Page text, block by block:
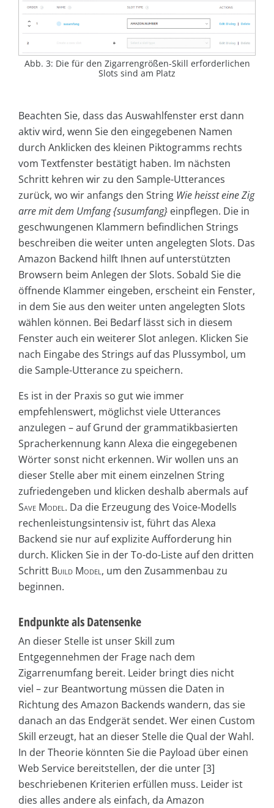
Abb. 3: Die für den Zigarrengrößen-Skill erforderlichen
Slots sind am Platz
Beachten Sie, dass das Auswahlfenster erst dann
aktiv wird, wenn Sie den eingegebenen Namen
durch Anklicken des kleinen Piktogramms rechts
vom Textfenster bestätigt haben. Im nächsten
Schritt kehren wir zu den Sample-Utterances
zurück, wo wir anfangs den String Wie heisst eine Zig
arre mit dem Umfang {susumfang} einpflegen. Die in
geschwungenen Klammern befindlichen Strings
beschreiben die weiter unten angelegten Slots. Das
Amazon Backend hilft Ihnen auf unterstützten
Browsern beim Anlegen der Slots. Sobald Sie die
öffnende Klammer eingeben, erscheint ein Fenster,
in dem Sie aus den weiter unten angelegten Slots
wählen können. Bei Bedarf lässt sich in diesem
Fenster auch ein weiterer Slot anlegen. Klicken Sie
nach Eingabe des Strings auf das Plussymbol, um
die Sample-Utterance zu speichern.
Es ist in der Praxis so gut wie immer
empfehlenswert, möglichst viele Utterances
anzulegen – auf Grund der grammatikbasierten
Spracherkennung kann Alexa die eingegebenen
Wörter sonst nicht erkennen. Wir wollen uns an
dieser Stelle aber mit einem einzelnen String
zufriedengeben und klicken deshalb abermals auf
Save Model. Da die Erzeugung des Voice-Modells
rechenleistungsintensiv ist, führt das Alexa
Backend sie nur auf explizite Aufforderung hin
durch. Klicken Sie in der To-do-Liste auf den dritten
Schritt Build Model, um den Zusammenbau zu
beginnen.
Endpunkte als Datensenke
An dieser Stelle ist unser Skill zum
Entgegennehmen der Frage nach dem
Zigarrenumfang bereit. Leider bringt dies nicht
viel – zur Beantwortung müssen die Daten in
Richtung des Amazon Backends wandern, das sie
danach an das Endgerät sendet. Wer einen Custom
Skill erzeugt, hat an dieser Stelle die Qual der Wahl.
In der Theorie könnten Sie die Payload über einen
Web Service bereitstellen, der die unter [3]
beschriebenen Kriterien erfüllen muss. Leider ist
dies alles andere als einfach, da Amazon